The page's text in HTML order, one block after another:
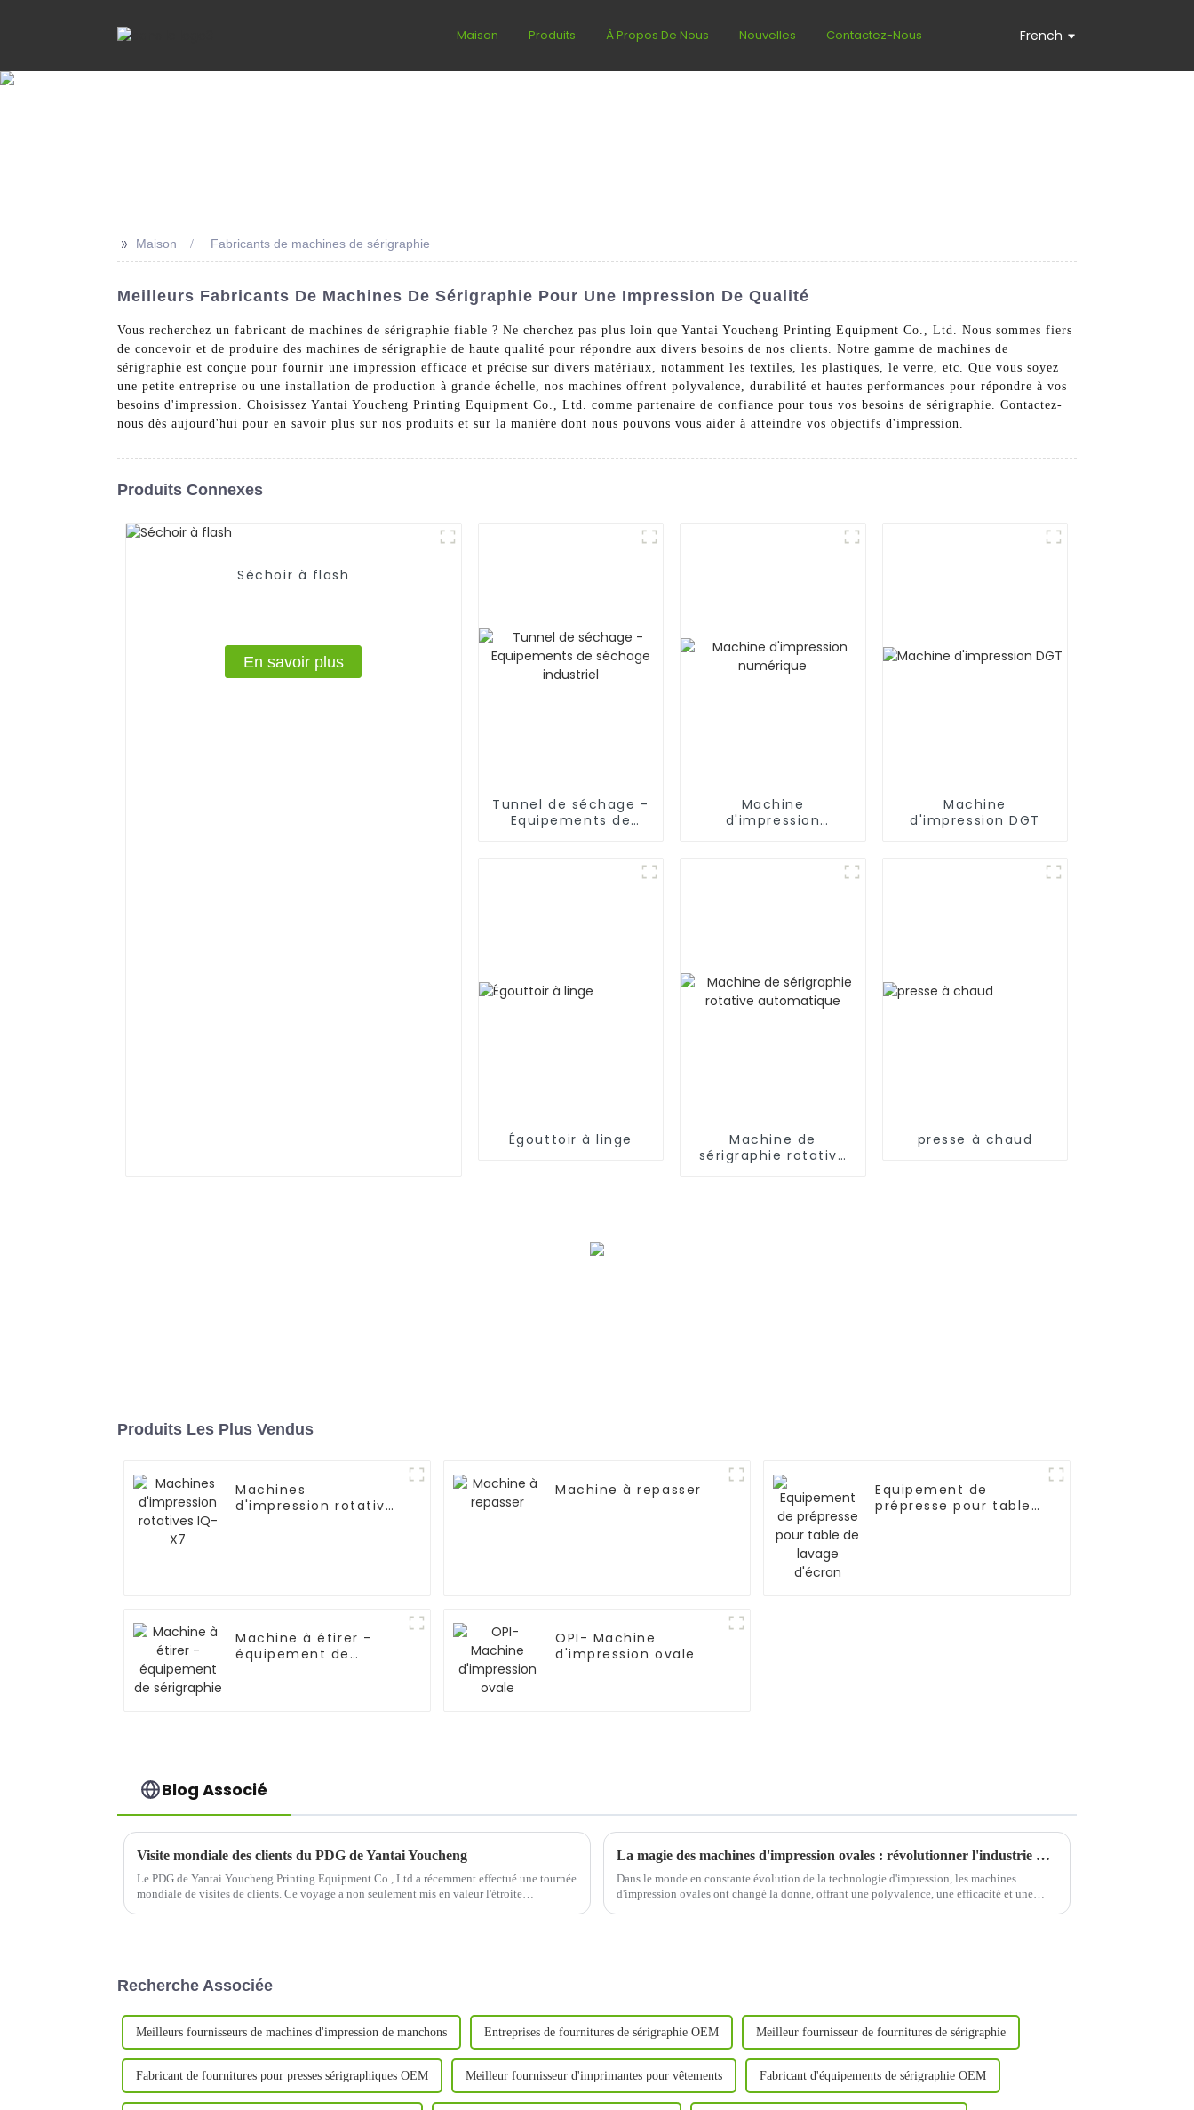
Maison Produits À Propos De Nous Nouvelles Contactez-Nous French
>> Maison Fabricants de machines de sérigraphie
Meilleurs Fabricants De Machines De Sérigraphie Pour Une Impression De Qualité
Vous recherchez un fabricant de machines de sérigraphie fiable ? Ne cherchez pas plus loin que Yantai Youcheng Printing Equipment Co., Ltd. Nous sommes fiers
de concevoir et de produire des machines de sérigraphie de haute qualité pour répondre aux divers besoins de nos clients. Notre gamme de machines de
sérigraphie est conçue pour fournir une impression efficace et précise sur divers matériaux, notamment les textiles, les plastiques, le verre, etc. Que vous soyez
une petite entreprise ou une installation de production à grande échelle, nos machines offrent polyvalence, durabilité et hautes performances pour répondre à vos
besoins d'impression. Choisissez Yantai Youcheng Printing Equipment Co., Ltd. comme partenaire de confiance pour tous vos besoins de sérigraphie. Contactez-
nous dès aujourd'hui pour en savoir plus sur nos produits et sur la manière dont nous pouvons vous aider à atteindre vos objectifs d'impression.
Produits Connexes
Séchoir à flash
En savoir plus
Tunnel de séchage -
Equipements de
Machine
d'impression
Machine
d'impression DGT
Égouttoir à linge
Machine de
sérigraphie rotative
presse à chaud
Produits Les Plus Vendus
Machines
d'impression rotatives
Machine à repasser
Equipement de
prépresse pour table
Machine à étirer -
équipement de
OPI- Machine
d'impression ovale
Blog Associé
Visite mondiale des clients du PDG de Yantai Youcheng
Le PDG de Yantai Youcheng Printing Equipment Co., Ltd a récemment effectué une tournée
mondiale de visites de clients. Ce voyage a non seulement mis en valeur l'étroite
La magie des machines d'impression ovales : révolutionner l'industrie de l'impression
Dans le monde en constante évolution de la technologie d'impression, les machines
d'impression ovales ont changé la donne, offrant une polyvalence, une efficacité et une
Recherche Associée
Meilleurs fournisseurs de machines d'impression de manchons Entreprises de fournitures de sérigraphie OEM Meilleur fournisseur de fournitures de sérigraphie
Fabricant de fournitures pour presses sérigraphiques OEM Meilleur fournisseur d'imprimantes pour vêtements Fabricant d'équipements de sérigraphie OEM